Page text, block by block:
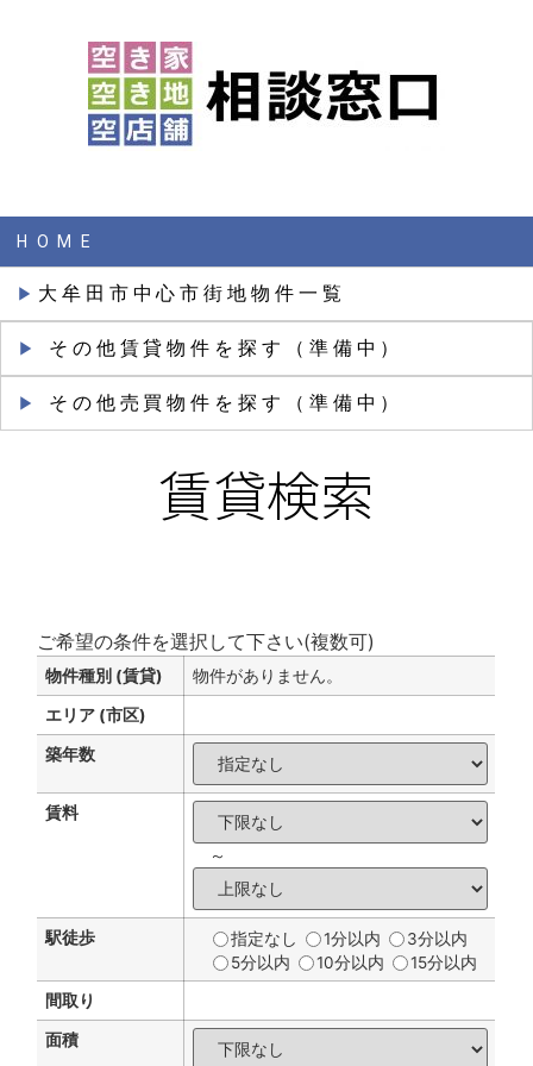
HOME
▶︎ 大牟田市中心市街地物件一覧
▶︎ その他賃貸物件を探す（準備中）
▶︎ その他売買物件を探す（準備中）
賃貸検索
ご希望の条件を選択して下さい(複数可)
物件種別 (賃貸) 物件がありません。
エリア (市区)
築年数
賃料
～
駅徒歩 指定なし 1分以内
3分以内
5分以内
10分以内 15分以内
間取り
面積